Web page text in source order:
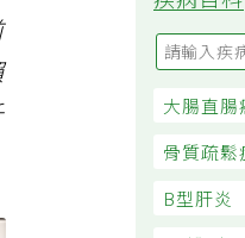
疾病百科